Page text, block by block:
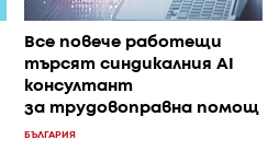
Все повече работещи
търсят синдикалния AI
консултант
за трудовоправна помощ
БЪЛГАРИЯ